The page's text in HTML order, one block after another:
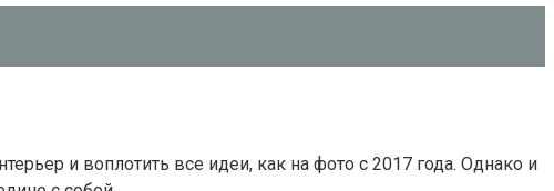
и воплотить все идеи, как на фото с 2017 года. Однако и